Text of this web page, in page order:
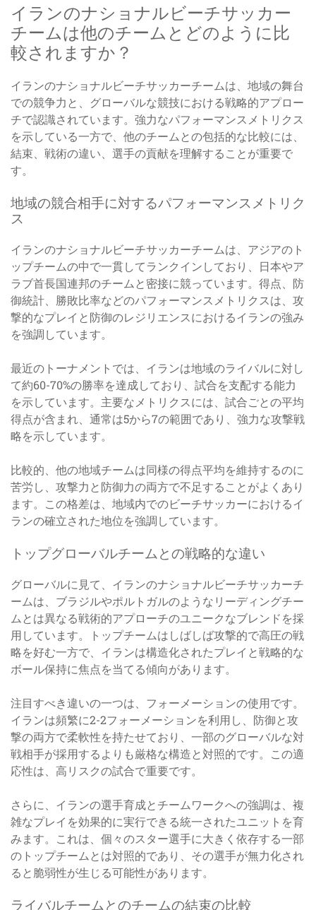
イランのナショナルビーチサッカー
チームは他のチームとどのように比
較されますか？
イランのナショナルビーチサッカーチームは、地域の舞台
での競争力と、グローバルな競技における戦略的アプロー
チで認識されています。強力なパフォーマンスメトリクス
を示している一方で、他のチームとの包括的な比較には、
結束、戦術の違い、選手の貢献を理解することが重要で
す。
地域の競合相手に対するパフォーマンスメトリク
ス
イランのナショナルビーチサッカーチームは、アジアのト
ップチームの中で一貫してランクインしており、日本やア
ラブ首長国連邦のチームと密接に競っています。得点、防
御統計、勝敗比率などのパフォーマンスメトリクスは、攻
撃的なプレイと防御のレジリエンスにおけるイランの強み
を強調しています。
最近のトーナメントでは、イランは地域のライバルに対し
て約60-70%の勝率を達成しており、試合を支配する能力
を示しています。主要なメトリクスには、試合ごとの平均
得点が含まれ、通常は5から7の範囲であり、強力な攻撃戦
略を示しています。
比較的、他の地域チームは同様の得点平均を維持するのに
苦労し、攻撃力と防御力の両方で不足することがよくあり
ます。この格差は、地域内でのビーチサッカーにおけるイ
ランの確立された地位を強調しています。
トップグローバルチームとの戦略的な違い
グローバルに見て、イランのナショナルビーチサッカーチ
ームは、ブラジルやポルトガルのようなリーディングチー
ムとは異なる戦術的アプローチのユニークなブレンドを採
用しています。トップチームはしばしば攻撃的で高圧の戦
略を好む一方で、イランは構造化されたプレイと戦略的な
ボール保持に焦点を当てる傾向があります。
注目すべき違いの一つは、フォーメーションの使用です。
イランは頻繁に2-2フォーメーションを利用し、防御と攻
撃の両方で柔軟性を持たせており、一部のグローバルな対
戦相手が採用するよりも厳格な構造と対照的です。この適
応性は、高リスクの試合で重要です。
さらに、イランの選手育成とチームワークへの強調は、複
雑なプレイを効果的に実行できる統一されたユニットを育
みます。これは、個々のスター選手に大きく依存する一部
のトップチームとは対照的であり、その選手が無力化され
ると脆弱性が生じる可能性があります。
ライバルチームとのチームの結束の比較